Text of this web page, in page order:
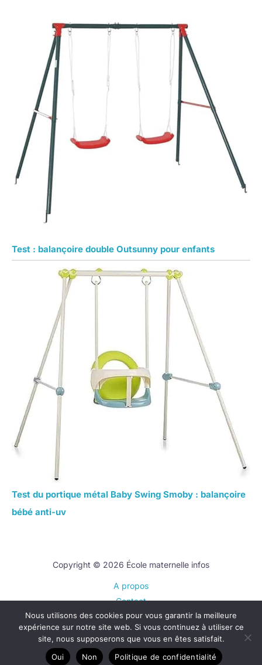
Test : balançoire double Outsunny pour enfants
Test du portique métal Baby Swing Smoby : balançoire
bébé anti-uv
Copyright © 2026 École maternelle infos
A propos
Contact
Plan du site
Mentions légales
Politique de confidentialité
Nous utilisons des cookies pour vous garantir la meilleure
expérience sur notre site web. Si vous continuez à utiliser ce
site, nous supposerons que vous en êtes satisfait.
Oui
Non Politique de confidentialité